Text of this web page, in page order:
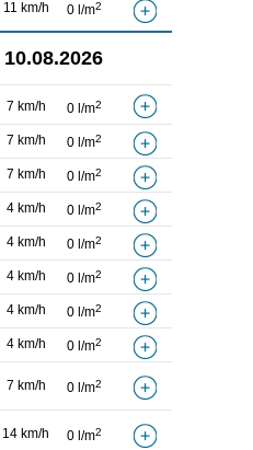
11 km/h 0 l/m2
10.08.2026
7 km/h 0 l/m2
7 km/h 0 l/m2
7 km/h 0 l/m2
4 km/h 0 l/m2
4 km/h 0 l/m2
4 km/h 0 l/m2
4 km/h 0 l/m2
4 km/h 0 l/m2
7 km/h 0 l/m2
14 km/h 0 l/m2